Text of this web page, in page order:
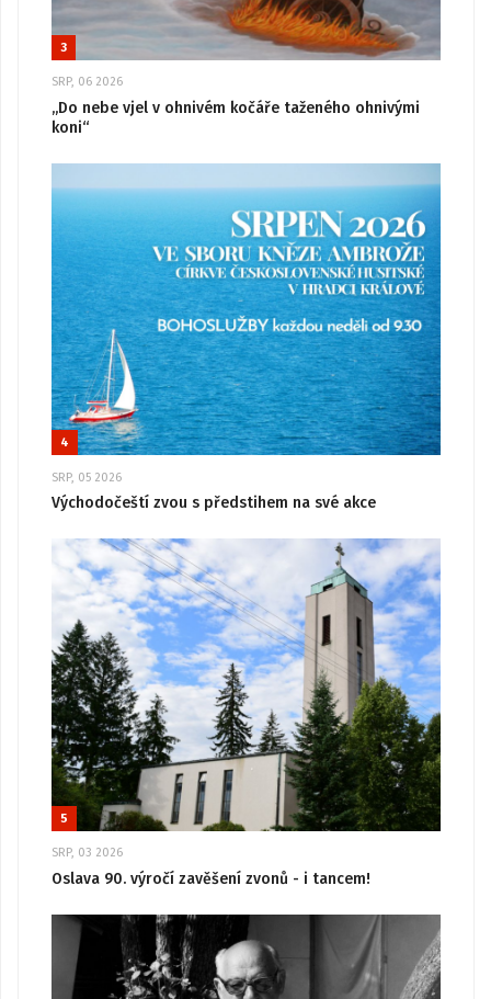
3
SRP, 06 2026
„Do nebe vjel v ohnivém kočáře taženého ohnivými
koni“
4
SRP, 05 2026
Východočeští zvou s předstihem na své akce
5
SRP, 03 2026
Oslava 90. výročí zavěšení zvonů - i tancem!